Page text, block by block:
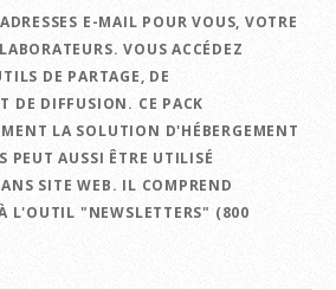
E-MAIL POUR VOUS, VOTRE
VOUS ACCÉDEZ
DE PARTAGE, DE
DE DIFFUSION. CE PACK
LA SOLUTION D'HÉBERGEMENT
PEUT AUSSI ÊTRE UTILISÉ
SITE WEB. IL COMPREND
L'OUTIL "NEWSLETTERS" (800